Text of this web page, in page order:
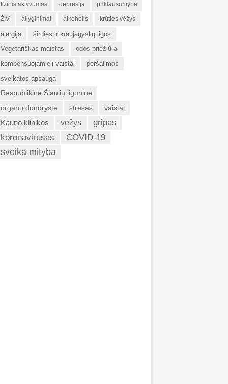
fizinis aktyvumas depresija priklausomybė
ŽIV atlyginimai alkoholis krūties vėžys
alergija
širdies ir kraujagyslių ligos
Vegetariškas maistas
odos priežiūra
kompensuojamieji vaistai
peršalimas
sveikatos apsauga
Respublikinė Šiaulių ligoninė
organų donorystė
stresas vaistai
Kauno klinikos vėžys
gripas
koronavirusas
COVID-19
sveika mityba